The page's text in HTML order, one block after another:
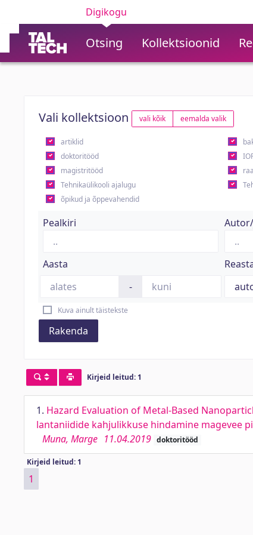
Digikogu
Otsing Kollektsioonid
Vali kollektsioon vali kõik eemalda valik
artiklid
doktoritööd
magistritööd
Tehnikaülikooli ajalugu
õpikud ja õppevahendid
Pealkiri
Aasta
-
Kuva ainult täistekste
Rakenda
Kirjeid leitud: 1
1. Hazard Evaluation of Metal-Based
lantaniidide kahjulikkuse hindamine magevee
Muna, Marge 11.04.2019 doktoritööd
Kirjeid leitud: 1
1